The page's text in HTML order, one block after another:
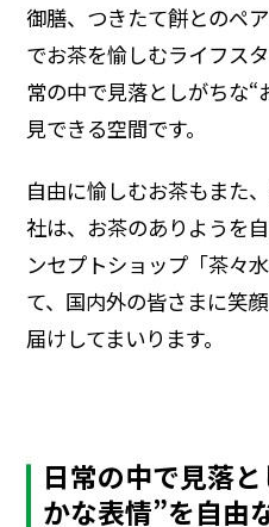
御膳、つきたて餅とのペ
でお茶を愉しむライフス
常の中で見落としがちな
見できる空間です。
自由に愉しむお茶もまた
社は、お茶のありようを
ンセプトショップ「茶々
て、国内外の皆さまに笑
届けしてまいります。
日常の中で見落
かな表情”を自由